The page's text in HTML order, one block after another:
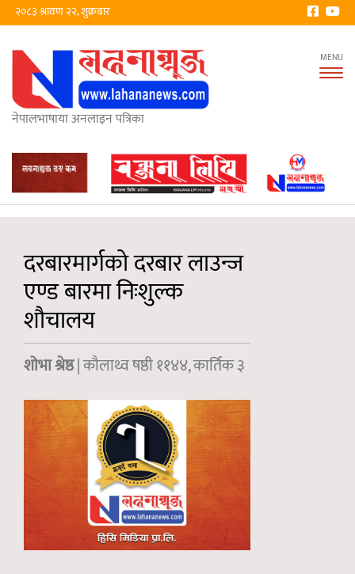
२०८३ श्रावण २२, शुक्रबार
नेपालभाषाया अनलाइन पत्रिका
दरबारमार्गको दरबार लाउन्ज
एण्ड बारमा निःशुल्क
शौचालय
शोभा श्रेष्ठ| कौलाथ्व षष्ठी ११४४, कार्तिक ३